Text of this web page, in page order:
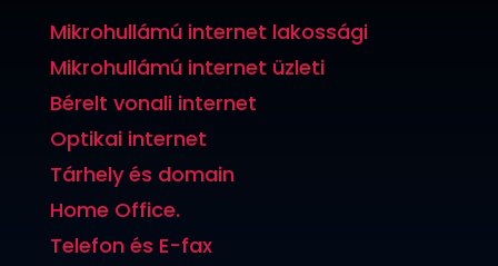
Mikrohullámú internet lakossági
Mikrohullámú internet üzleti
Bérelt vonali internet
Optikai internet
Tárhely és domain
Home Office.
Telefon és E-fax